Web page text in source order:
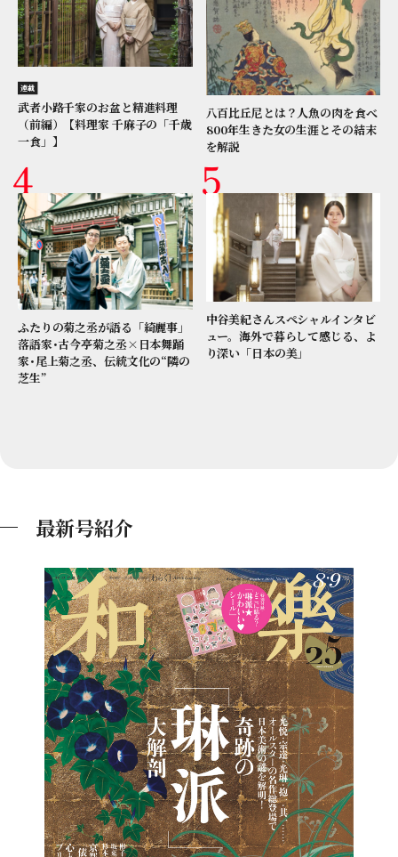
連載
武者小路千家のお盆と精進料理
（前編）【料理家 千麻子の「千歳
一食」】
八百比丘尼とは？人魚の肉を食べ
800年生きた女の生涯とその結末
を解説
ふたりの菊之丞が語る「綺麗事」
落語家･古今亭菊之丞×日本舞踊
家･尾上菊之丞、伝統文化の“隣の
芝生”
中谷美紀さんスペシャルインタビ
ュー。海外で暮らして感じる、よ
り深い「日本の美」
最新号紹介